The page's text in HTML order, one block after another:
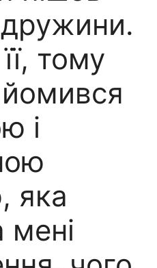
дружини.
тому
і
яка
мені